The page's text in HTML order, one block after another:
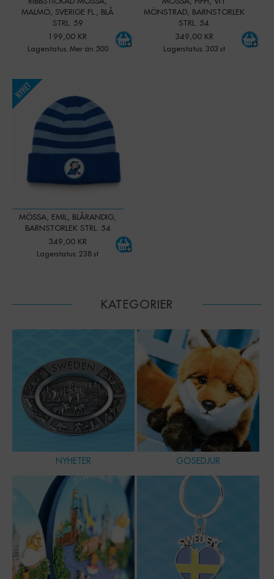
MALMÖ, SVERIGE FL., BLÅ
STRL. 59
199,00 KR
Lagerstatus: Mer än 500
MÖNSTRAD, BARNSTORLEK
STRL. 54
349,00 KR
Lagerstatus: 303 st
MÖSSA, EMIL, BLÅRANDIG,
BARNSTORLEK STRL. 54
349,00 KR
Lagerstatus: 238 st
Qty:
KATEGORIER
NYHETER GOSEDJUR